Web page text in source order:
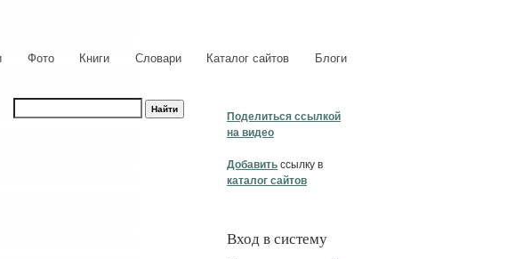
Фото Книги Словари Каталог сайтов Блоги
Поделиться ссылкой
на видео
Добавить ссылку в
каталог сайтов
Вход в систему